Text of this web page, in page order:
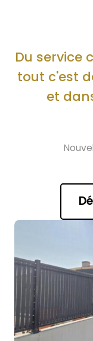
Du service
tout c'est
et